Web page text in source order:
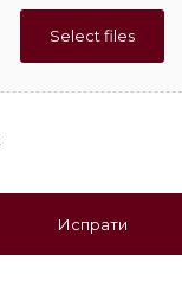
Select files